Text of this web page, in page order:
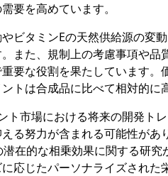
要を高めています。
ビタミンEの天然供給源の変
また、規制上の考慮事項や品
要な役割を果たしています
トは合成品に比べて相対的に
ト市場における将来の開発ト
る努力が含まれる可能性が
在的な相乗効果に関する研
応じたパーソナライズされ